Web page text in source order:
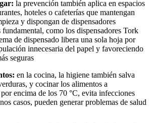
la prevención también aplica en espacios
hoteles o cafeterías que mantengan
y dispongan de dispensadores
como los dispensadores Tork
de dispensado libera una sola hoja por
innecesaria del papel y favoreciendo
seguras
en la cocina, la higiene también salva
y cocinar los alimentos a
encima de los 70 °C, evita infecciones
casos, pueden generar problemas de salud